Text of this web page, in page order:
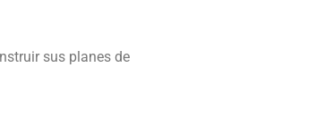
sus planes de